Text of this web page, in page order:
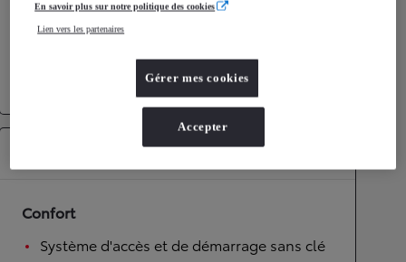
Transmission
Roues motrices avant
Boîte automatique
Confort
Système d'accès et de démarrage sans clé
En savoir plus sur notre politique des cookies
Lien vers les partenaires
Gérer mes cookies
Accepter